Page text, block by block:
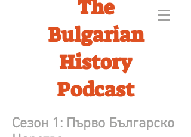
The
Bulgarian
History
Podcast
Сезон 1: Първо Българско